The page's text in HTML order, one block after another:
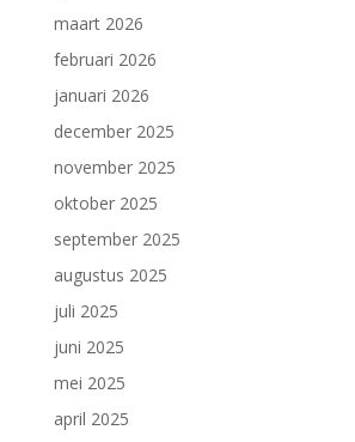
maart 2026
februari 2026
januari 2026
december 2025
november 2025
oktober 2025
september 2025
augustus 2025
juli 2025
juni 2025
mei 2025
april 2025